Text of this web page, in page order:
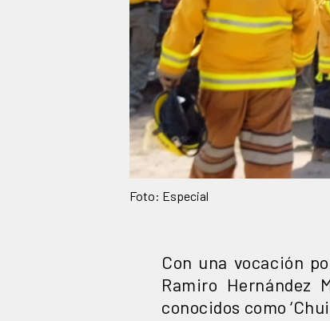
Foto: Especial
Con una vocación
Ramiro Hernández
conocidos como